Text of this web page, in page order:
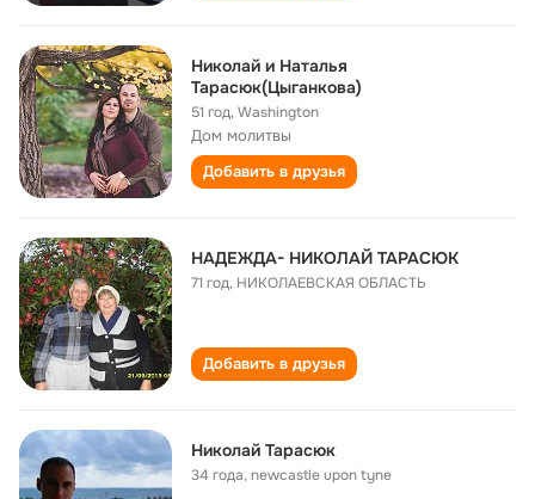
Николай и Наталья
Тарасюк(Цыганкова)
51 год,Washington
Дом молитвы
Добавить в друзья
НАДЕЖДА- НИКОЛАЙ ТАРАСЮК
71 год, НИКОЛАЕВСКАЯ ОБЛАСТЬ
Добавить в друзья
Николай Тарасюк
34 года,newcastle upon tyne